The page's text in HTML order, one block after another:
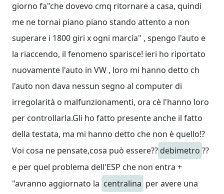
giorno fa"che dovevo cmq ritornare a casa, quindi
me ne tornai piano piano stando attento a non
superare i 1800 giri x ogni marcia" , spengo l'auto e
la riaccendo, il fenomeno sparisce! ieri ho riportato
nuovamente l'auto in VW , loro mi hanno detto ch
l'auto non dava nessun segno al computer di
irregolarità o malfunzionamenti, ora cè l'hanno loro
per controllarla.Gli ho fatto presente anche il fatto
della testata, ma mi hanno detto che non è quello!?
Voi cosa ne pensate,cosa può essere?? debimetro ??
e per quel problema dell'ESP che non entra +
"avranno aggiornato la centralina per avere una